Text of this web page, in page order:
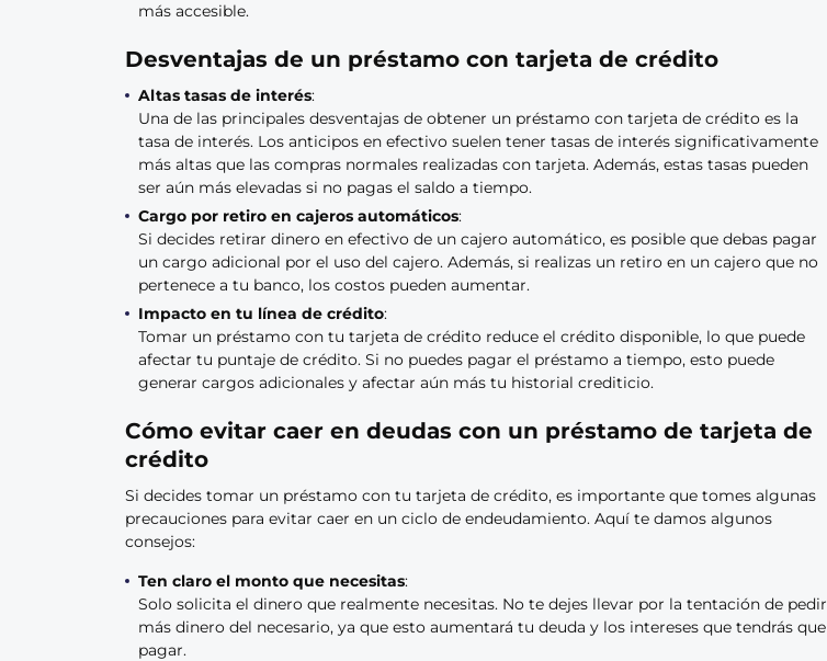
más accesible.
Desventajas de un préstamo con tarjeta de crédito
Altas tasas de interés:
Una de las principales desventajas de obtener un préstamo con tarjeta de crédito es la
tasa de interés. Los anticipos en efectivo suelen tener tasas de interés significativamente
más altas que las compras normales realizadas con tarjeta. Además, estas tasas pueden
ser aún más elevadas si no pagas el saldo a tiempo.
Cargo por retiro en cajeros automáticos:
Si decides retirar dinero en efectivo de un cajero automático, es posible que debas pagar
un cargo adicional por el uso del cajero. Además, si realizas un retiro en un cajero que no
pertenece a tu banco, los costos pueden aumentar.
Impacto en tu línea de crédito:
Tomar un préstamo con tu tarjeta de crédito reduce el crédito disponible, lo que puede
afectar tu puntaje de crédito. Si no puedes pagar el préstamo a tiempo, esto puede
generar cargos adicionales y afectar aún más tu historial crediticio.
Cómo evitar caer en deudas con un préstamo de tarjeta de
crédito
Si decides tomar un préstamo con tu tarjeta de crédito, es importante que tomes algunas
precauciones para evitar caer en un ciclo de endeudamiento. Aquí te damos algunos
consejos:
Ten claro el monto que necesitas:
Solo solicita el dinero que realmente necesitas. No te dejes llevar por la tentación de pedir
más dinero del necesario, ya que esto aumentará tu deuda y los intereses que tendrás que
pagar.